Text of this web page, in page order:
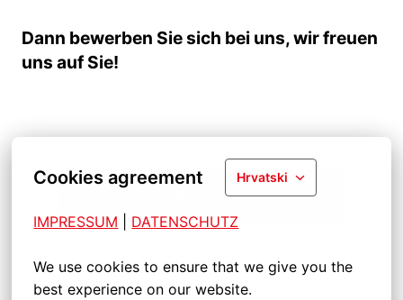
Cookies agreement Hrvatski
IMPRESSUM DATENSCHUTZ
We use cookies to ensure that we give you the
best experience on our website.
Dann bewerben Sie sich bei uns, wir freuen
uns auf Sie!
Başvur
İşi paylaş